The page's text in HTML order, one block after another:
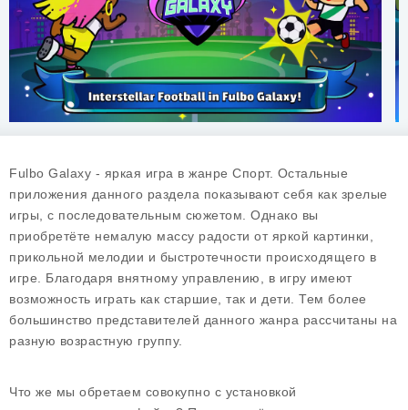
Fulbo Galaxy - яркая игра в жанре Спорт. Остальные
приложения данного раздела показывают себя как зрелые
игры, с последовательным сюжетом. Однако вы
приобретёте немалую массу радости от яркой картинки,
прикольной мелодии и быстротечности происходящего в
игре. Благодаря внятному управлению, в игру имеют
возможность играть как старшие, так и дети. Тем более
большинство представителей данного жанра рассчитаны на
разную возрастную группу.
Что же мы обретаем совокупно с установкой